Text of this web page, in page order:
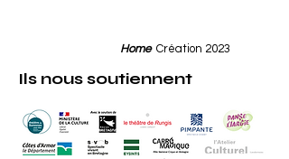
Home Création 2023
Ils nous soutiennent